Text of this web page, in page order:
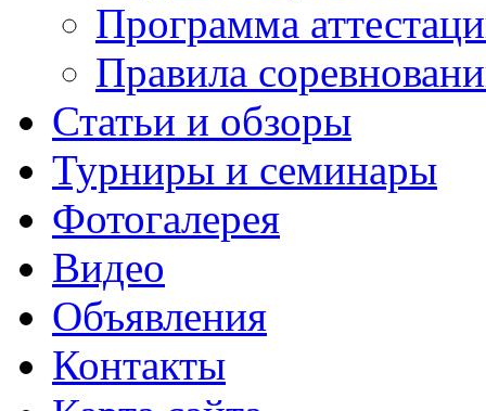
Программа
Правила
Статьи и обзоры
Турниры и семинары
Фотогалерея
Видео
Объявления
Контакты